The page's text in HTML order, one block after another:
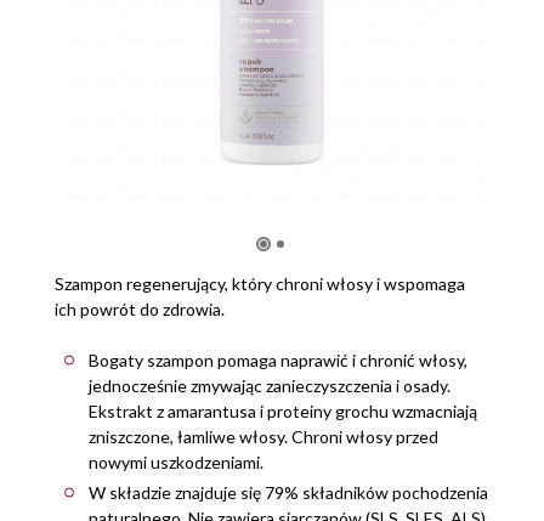
Szampon regenerujący, który chroni włosy i wspomaga
ich powrót do zdrowia.
Bogaty szampon pomaga naprawić i chronić włosy,
jednocześnie zmywając zanieczyszczenia i osady.
Ekstrakt z amarantusa i proteiny grochu wzmacniają
zniszczone, łamliwe włosy. Chroni włosy przed
nowymi uszkodzeniami.
W składzie znajduje się 79% składników pochodzenia